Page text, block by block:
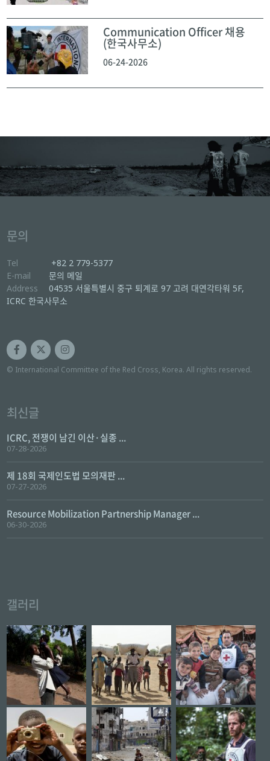
Communication Officer 채용
(한국사무소)
06-24-2026
문의
Tel
+82 2 779-5377
E-mail
문의 메일
Address
04535 서울특별시 중구 퇴계로 97 고려 대연각타워 5F,
ICRC 한국사무소
© International Committee of the Red Cross, Korea. All rights reserved.
최신글
ICRC, 전쟁이 남긴 이산·실종 ...
07-28-2026
제 18회 국제인도법 모의재판 ...
07-27-2026
Resource Mobilization Partnership Manager ...
06-30-2026
갤러리